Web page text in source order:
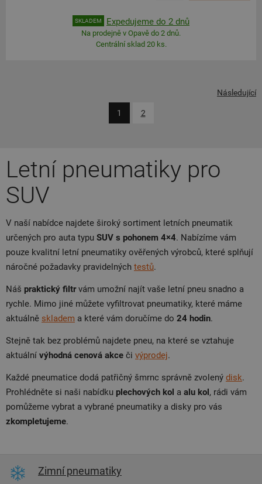
SKLADEM Expedujeme do 2 dnů
Na prodejně v Opavě do 2 dnů.
Centrální sklad 20 ks.
1 2
Následující
Letní pneumatiky pro
SUV
V naší nabídce najdete široký sortiment letních pneumatik
určených pro auta typu SUV s pohonem 4×4. Nabízíme vám
pouze kvalitní letní pneumatiky ověřených výrobců, které splňují
náročné požadavky pravidelných testů.
Náš praktický filtrvám umožní najít vaše letní pneu snadno a
rychle. Mimo jiné můžete vyfiltrovat pneumatiky, které máme
aktuálně skladem a které vám doručíme do 24 hodin.
Stejně tak bez problémů najdete pneu, na které se vztahuje
aktuální výhodná cenová akce či výprodej.
Každé pneumatice dodá patřičný šmrnc správně zvolený disk.
Prohlédněte si naši nabídku plechových kol a alu kol, rádi vám
pomůžeme vybrat a vybrané pneumatiky a disky pro vás
zkompletujeme.
Zimní pneumatiky